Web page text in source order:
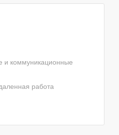
коммуникационные
работа